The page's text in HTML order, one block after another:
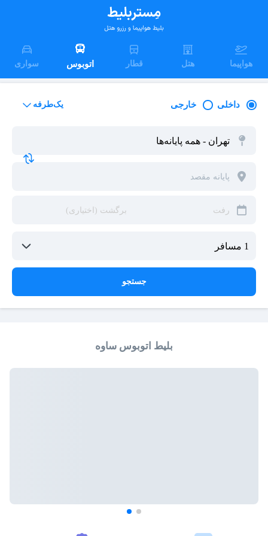
هواپیما هتل قطار اتوبوس سواری
داخلی خارجی یک‌طرفه
جستجو
بلیط اتوبوس ساوه